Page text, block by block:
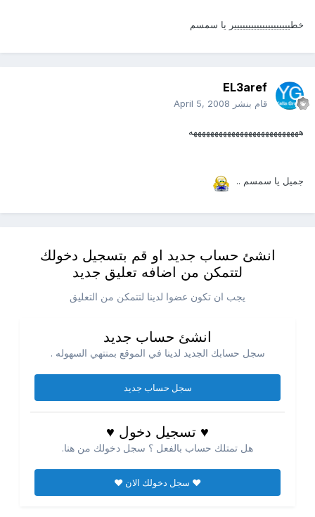
خطيييييييييييييييييييير يا سمسم
EL3aref
قام بنشر April 5, 2008
ههههههههههههههههههههههههههه
جميل يا سمسم ..
انشئ حساب جديد او قم بتسجيل دخولك
لتتمكن من اضافه تعليق جديد
يجب ان تكون عضوا لدينا لتتمكن من التعليق
انشئ حساب جديد
سجل حسابك الجديد لدينا في الموقع بمنتهي السهوله .
سجل حساب جديد
♥ تسجيل دخول ♥
هل تمتلك حساب بالفعل ؟ سجل دخولك من هنا.
♥ سجل دخولك الان ♥